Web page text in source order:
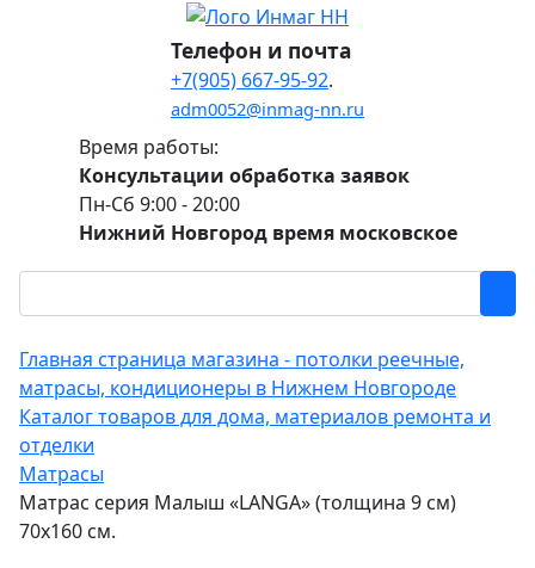
Телефон и почта
+7(905) 667-95-92.
adm0052@inmag-nn.ru
Время работы:
Консультации обработка заявок
Пн-Сб 9:00 - 20:00
Нижний Новгород время московское
Главная страница магазина - потолки реечные,
матрасы, кондиционеры в Нижнем Новгороде
Каталог товаров для дома, материалов ремонта и
отделки
Матрасы
Матрас серия Малыш «LANGA» (толщина 9 см)
70х160 см.